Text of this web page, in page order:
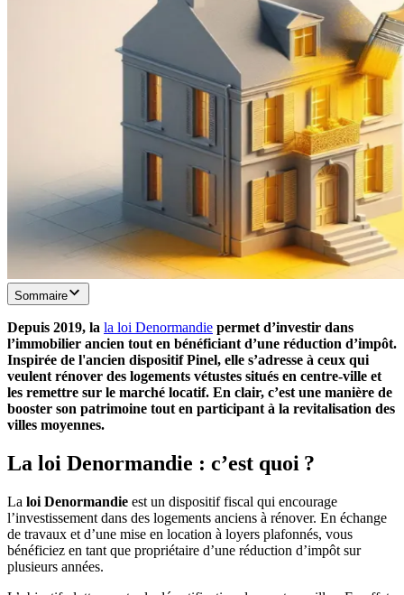
Sommaire
Depuis 2019, la la loi Denormandie permet d’investir dans
l’immobilier ancien tout en bénéficiant d’une réduction d’impôt.
Inspirée de l'ancien dispositif Pinel, elle s’adresse à ceux qui
veulent rénover des logements vétustes situés en centre-ville et
les remettre sur le marché locatif. En clair, c’est une manière de
booster son patrimoine tout en participant à la revitalisation des
villes moyennes.
La loi Denormandie : c’est quoi ?
La loi Denormandie est un dispositif fiscal qui encourage
l’investissement dans des logements anciens à rénover. En échange
de travaux et d’une mise en location à loyers plafonnés, vous
bénéficiez en tant que propriétaire d’une réduction d’impôt sur
plusieurs années.